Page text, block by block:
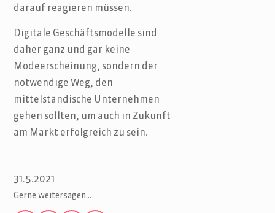
darauf reagieren müssen.
Digitale Geschäftsmodelle sind
daher ganz und gar keine
Modeerscheinung, sondern der
notwendige Weg, den
mittelständische Unternehmen
gehen sollten, um auch in Zukunft
am Markt erfolgreich zu sein.
31.5.2021
Gerne weitersagen…